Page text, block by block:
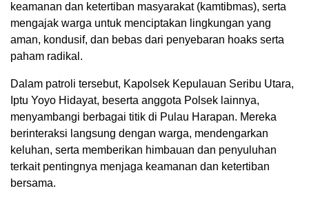
keamanan dan ketertiban masyarakat (kamtibmas), serta
mengajak warga untuk menciptakan lingkungan yang
aman, kondusif, dan bebas dari penyebaran hoaks serta
paham radikal.
Dalam patroli tersebut, Kapolsek Kepulauan Seribu Utara,
Iptu Yoyo Hidayat, beserta anggota Polsek lainnya,
menyambangi berbagai titik di Pulau Harapan. Mereka
berinteraksi langsung dengan warga, mendengarkan
keluhan, serta memberikan himbauan dan penyuluhan
terkait pentingnya menjaga keamanan dan ketertiban
bersama.